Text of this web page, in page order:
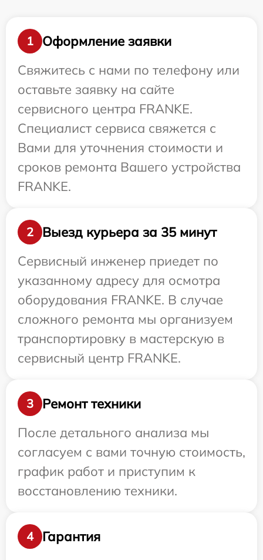
1
Оформление заявки
Свяжитесь с нами по телефону или
оставьте заявку на сайте
сервисного центра FRANKE.
Специалист сервиса свяжется с
Вами для уточнения стоимости и
сроков ремонта Вашего устройства
FRANKE.
2
Выезд курьера за 35 минут
Сервисный инженер приедет по
указанному адресу для осмотра
оборудования FRANKE. В случае
сложного ремонта мы организуем
транспортировку в мастерскую в
сервисный центр FRANKE.
3
Ремонт техники
После детального анализа мы
согласуем с вами точную стоимость,
график работ и приступим к
восстановлению техники.
4
Гарантия